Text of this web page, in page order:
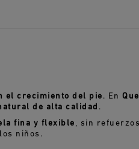
el crecimiento del pie . En
de alta calidad .
fina y flexible , sin
niños.